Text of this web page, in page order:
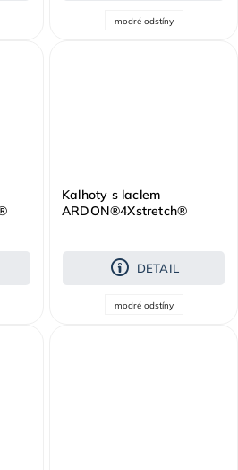
modré odstíny
Kalhoty s laclem
ARDON®4Xstretch®
DETAIL
modré odstíny